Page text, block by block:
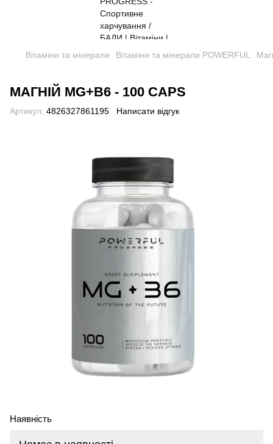
Вітаміни та мінерали Вітаміни та мінерали POWERFUL
МАГНІЙ MG+B6 - 100 CAPS
Артикул: 4826327861195 Написати відгук
Наявність